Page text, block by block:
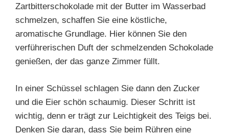
Zartbitterschokolade mit der Butter im Wasserbad
schmelzen, schaffen Sie eine köstliche,
aromatische Grundlage. Hier können Sie den
verführerischen Duft der schmelzenden Schokolade
genießen, der das ganze Zimmer füllt.
In einer Schüssel schlagen Sie dann den Zucker
und die Eier schön schaumig. Dieser Schritt ist
wichtig, denn er trägt zur Leichtigkeit des Teigs bei.
Denken Sie daran, dass Sie beim Rühren eine